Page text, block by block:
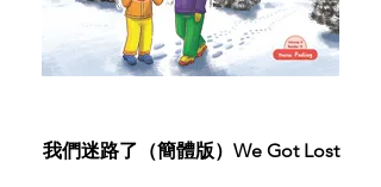
我們迷路了（簡體版）We Got Lost